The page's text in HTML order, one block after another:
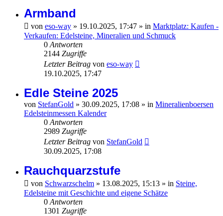
Armband
von eso-way » 19.10.2025, 17:47 » in Marktplatz: Kaufen -
Verkaufen: Edelsteine, Mineralien und Schmuck
0 Antworten
2144 Zugriffe
Letzter Beitrag von eso-way
19.10.2025, 17:47
Edle Steine 2025
von StefanGold » 30.09.2025, 17:08 » in Mineralienboersen
Edelsteinmessen Kalender
0 Antworten
2989 Zugriffe
Letzter Beitrag von StefanGold
30.09.2025, 17:08
Rauchquarzstufe
von Schwarzschelm » 13.08.2025, 15:13 » in Steine,
Edelsteine mit Geschichte und eigene Schätze
0 Antworten
1301 Zugriffe